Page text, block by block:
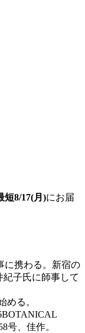
短8/17(月)にお届
に携わる。新宿の
紀子氏に師事して
める。
号、佳作。